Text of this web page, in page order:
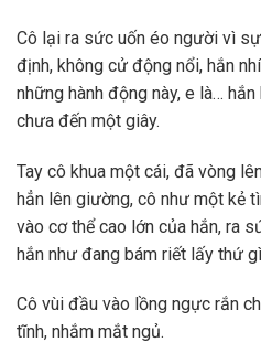
Cô lại ra sức uốn éo người vì
định, không cử động nổi, hắn
những hành động này, e là…
chưa đến một giây.
Tay cô khua một cái, đã vòng
hẳn lên giường, cô như một kẻ
vào cơ thể cao lớn của hắn, ra
hắn như đang bám riết lấy thứ
Cô vùi đầu vào lồng ngực rắn
tĩnh, nhắm mắt ngủ.